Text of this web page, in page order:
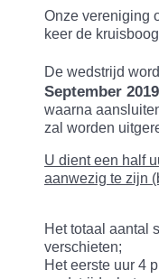
Onze vereniging
keer de
De wedstrijd
September 2019
waarna
zal worden
U dient een half
aanwezig te zijn
Het totaal aantal
verschieten;
Het eerste uur 4